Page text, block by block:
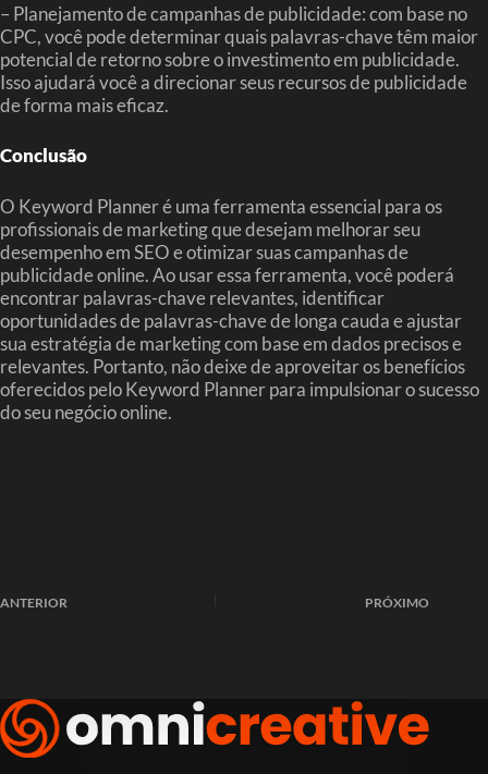
– Planejamento de campanhas de publicidade: com base no
CPC, você pode determinar quais palavras-chave têm maior
potencial de retorno sobre o investimento em publicidade.
Isso ajudará você a direcionar seus recursos de publicidade
de forma mais eficaz.
Conclusão
O Keyword Planner é uma ferramenta essencial para os
profissionais de marketing que desejam melhorar seu
desempenho em SEO e otimizar suas campanhas de
publicidade online. Ao usar essa ferramenta, você poderá
encontrar palavras-chave relevantes, identificar
oportunidades de palavras-chave de longa cauda e ajustar
sua estratégia de marketing com base em dados precisos e
relevantes. Portanto, não deixe de aproveitar os benefícios
oferecidos pelo Keyword Planner para impulsionar o sucesso
do seu negócio online.
ANTERIOR PRÓXIMO